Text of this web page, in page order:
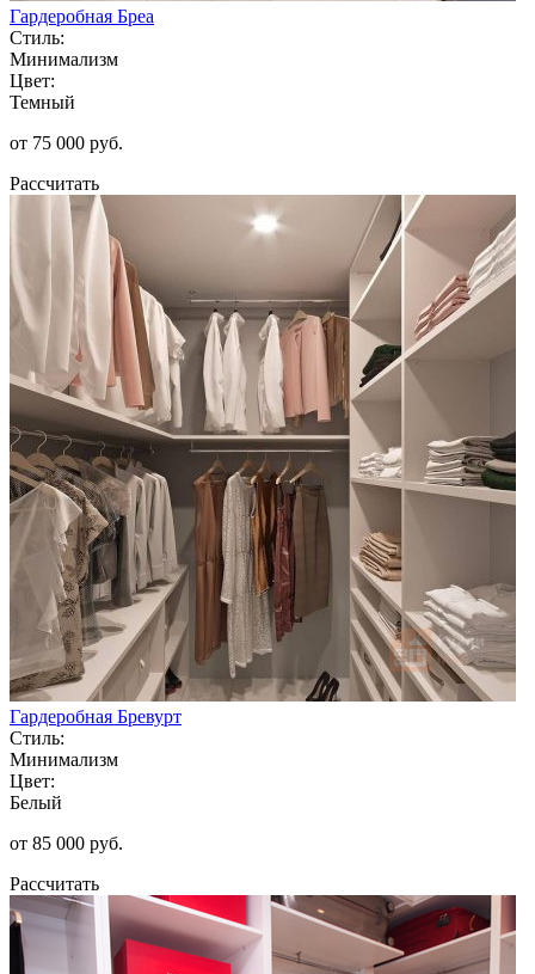
Гардеробная Бреа
Стиль:
Минимализм
Цвет:
Темный
от 75 000 руб.
Рассчитать
Гардеробная Бревурт
Стиль:
Минимализм
Цвет:
Белый
от 85 000 руб.
Рассчитать